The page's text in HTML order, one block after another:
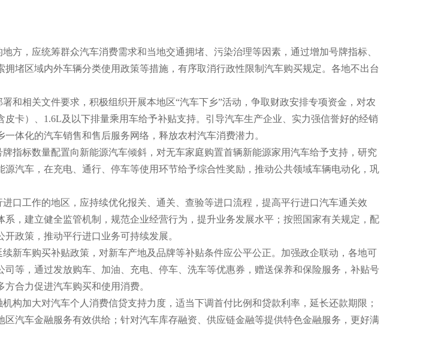
，应统筹群众汽车消费需求和当地交通拥堵、污染治理等因素，通过增加号牌指标、
堵区域内外车辆分类使用政策等措施，有序取消行政性限制汽车购买规定。各地不出台
相关文件要求，积极组织开展本地区“汽车下乡”活动，争取财政安排专项资金，对农
卡）、1.6L及以下排量乘用车给予补贴支持。引导汽车生产企业、实力强信誉好的经销
体化的汽车销售和售后服务网络，释放农村汽车消费潜力。
标数量配置向新能源汽车倾斜，对无车家庭购置首辆新能源家用汽车给予支持，研究
汽车，在充电、通行、停车等使用环节给予综合性奖励，推动公共领域车辆电动化，巩
工作的地区，应持续优化报关、通关、查验等进口流程，提高平行进口汽车通关效
，建立健全监管机制，规范企业经营行为，提升业务发展水平；按照国家有关规定，配
政策，推动平行进口业务可持续发展。
车购买补贴政策，对新车产地及品牌等补贴条件应公平公正。加强政企联动，各地可
等，通过发放购车、加油、充电、停车、洗车等优惠券，赠送保养和保险服务，补贴号
合力促进汽车购买和使用消费。
加大对汽车个人消费信贷支持力度，适当下调首付比例和贷款利率，延长还款期限；
汽车金融服务有效供给；针对汽车库存融资、供应链金融等提供特色金融服务，更好满